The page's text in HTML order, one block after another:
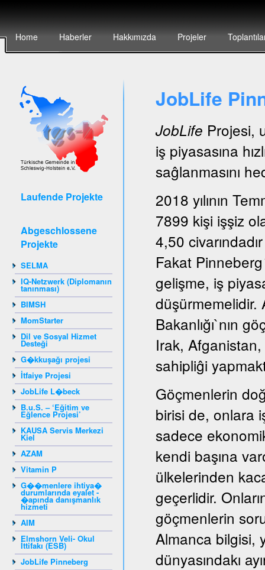
Home Haberler Hakkımızda Projeler
Laufende Projekte
Abgeschlossene
Projekte
SELMA
IQ-Netzwerk (Diplomanın
tanınması)
BIMSH
MomStarter
Dil ve Sosyal Hizmet
Desteği
G�kkuşağı projesi
İtfaiye Projesi
JobLife L�beck
B.u.S. – ‘Eğitim ve
Eğlence Projesi’
KAUSA Servis Merkezi
Kiel
AZAM
Vitamin P
G��menlere ihtiya�
durumlarında eyalet -
�apında danışmanlık
hizmeti
AIM
Elmshorn Veli- Okul
İttifakı (ESB)
JobLife Pinneberg
JobLife
JobLife Projesi,
iş piyasasına
saĝlanmasını
2018 yılının
7899 kişi işşiz
4,50
Fakat
gelişme, iş
düşürmemelidir.
Bakanlığı`nın
Irak,
sahipliĝi
Göçmenlerin
birisi de, onlara
sadece
kendi başına
ülkelerinden
geçerlidir.
göçmenlerin
Almanca bilgisi,
dünyasındakı